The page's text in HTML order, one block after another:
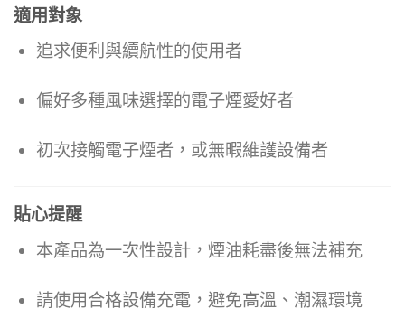
適用對象
追求便利與續航性的使用者
偏好多種風味選擇的電子煙愛好者
初次接觸電子煙者，或無暇維護設備者
貼心提醒
本產品為一次性設計，煙油耗盡後無法補充
請使用合格設備充電，避免高溫、潮濕環境